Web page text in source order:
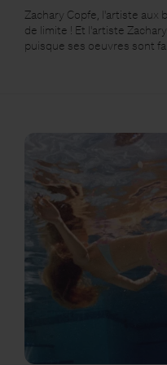
Zachary Copfe, l'artiste aux
de limite ! Et l'artiste
puisque ses oeuvres sont